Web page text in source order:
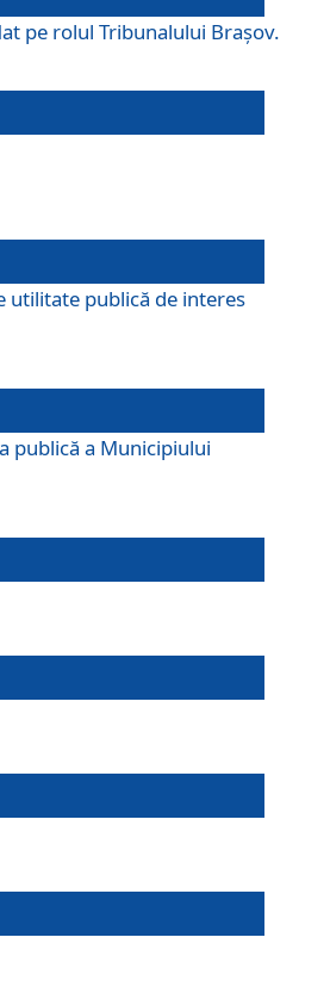
pe rolul Tribunalului Braşov.
utilitate publică de interes
publică a Municipiului